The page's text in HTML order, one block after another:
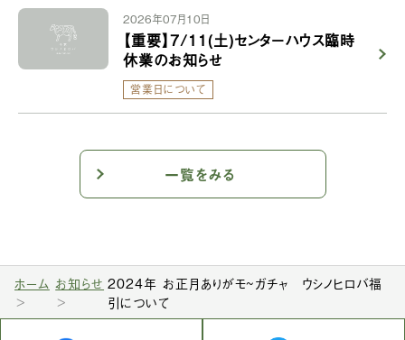
2026年07月10日
【重要】7/11(土)センターハウス臨時
休業のお知らせ
営業日について
一覧をみる
ホーム お知らせ 2024年 お正月ありがモ~ガチャ ウシノヒロバ福
引について